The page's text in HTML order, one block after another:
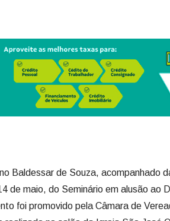
Baldessar de Souza, acompanhado
de maio, do Seminário em alusão ao
foi promovido pela Câmara de